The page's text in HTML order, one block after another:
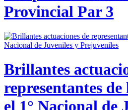
Provincial Par 3
Brillantes
representantes
el 1° Nacional de